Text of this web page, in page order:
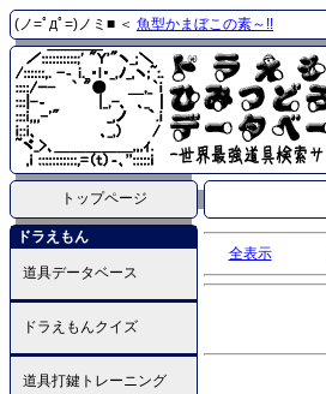
(ノ=ﾟдﾟ=)ノミ■ ＜ 魚型かまぼこの素～!!
トップページ
ドラえもん
道具データベース
ドラえもんクイズ
道具打鍵トレーニング
全表示